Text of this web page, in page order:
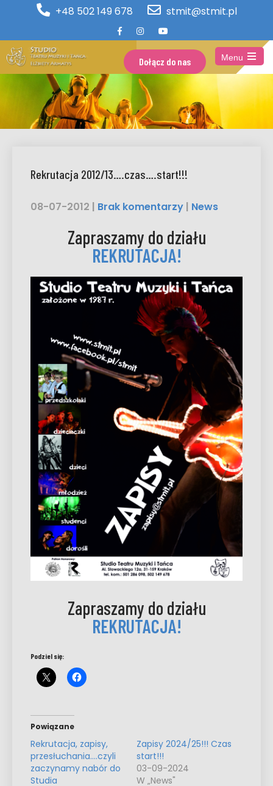
+48 502 149 678 stmit@stmit.pl
Dołącz do nas
Menu
Open
the
main
menu
Rekrutacja 2012/13….czas….start!!!
08-07-2012 | Brak komentarzy | News
Zapraszamy do działu
REKRUTACJA!
Zapraszamy do działu
REKRUTACJA!
Podziel się:
Powiązane
Rekrutacja, zapisy,
przesłuchania….czyli
zaczynamy nabór do
Studia
Zapisy 2024/25!!! Czas
start!!!
03-09-2024
W „News"